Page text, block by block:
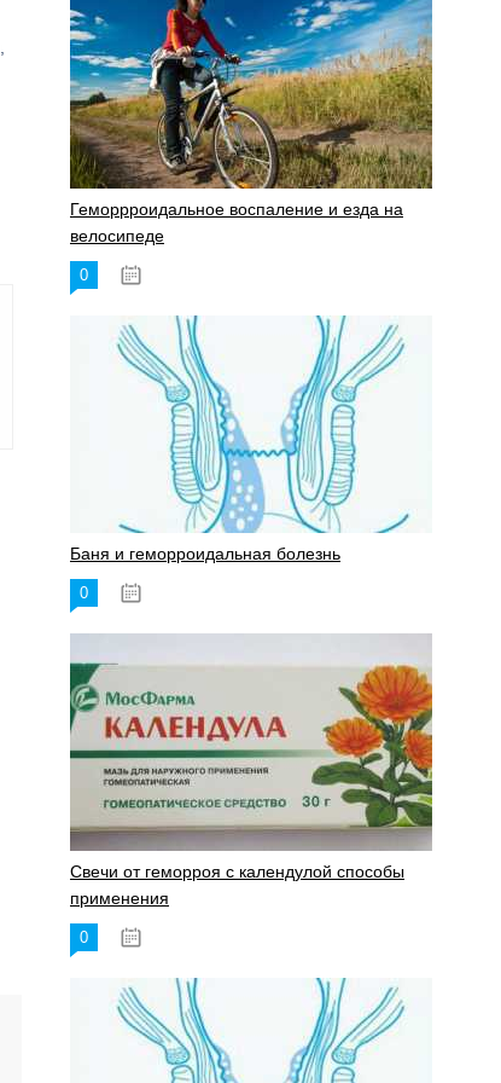
Геморрроидальное воспаление и езда на
велосипеде
0
Баня и геморроидальная болезнь
0
Свечи от геморроя с календулой способы
применения
0